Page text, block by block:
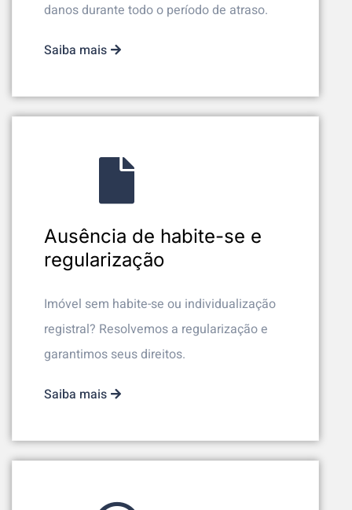
danos durante todo o período de atraso.
Saiba mais
Ausência de habite-se e
regularização
Imóvel sem habite-se ou individualização
registral? Resolvemos a regularização e
garantimos seus direitos.
Saiba mais